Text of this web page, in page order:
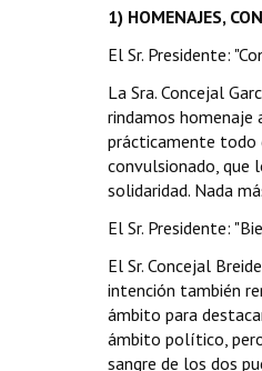
1) HOMENAJES,
El Sr. Presidente:
La Sra. Concejal
rindamos homenaje
prácticamente todo
convulsionado, que
solidaridad. Nada
El Sr. Presidente:
El Sr. Concejal
intención también
ámbito para
ámbito político,
sangre de los dos